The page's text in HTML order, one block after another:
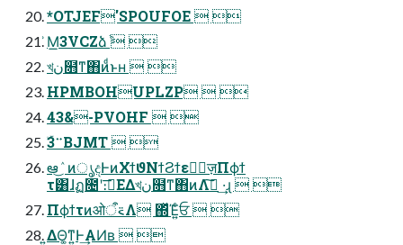
*OTJEF'SPOUFOE  
͗Μ͟3VCZձٞ  
খن໛ͳ΋ͷͩͱʜ  
HPMBOHUPLZP  
43&-PVOHF  
ۜ࠲3BJMT  
ఆٛ ͜ͷൃදͰͷΧϯϑΝϯϨϯεܕٕज़Πϕϯ
τ͸ɺฏ೔ʹ։࠵͞ΕΔখن໛ͳ΋ͷΛࢦ͠ ·͢ɻ  
Πϕϯτͷओ࠵ऀΛ ΍ͬͯΈ͍ͨਓ  
͍ΔΘ͚ͳ͍Ͱ͢ΑͶʙ  